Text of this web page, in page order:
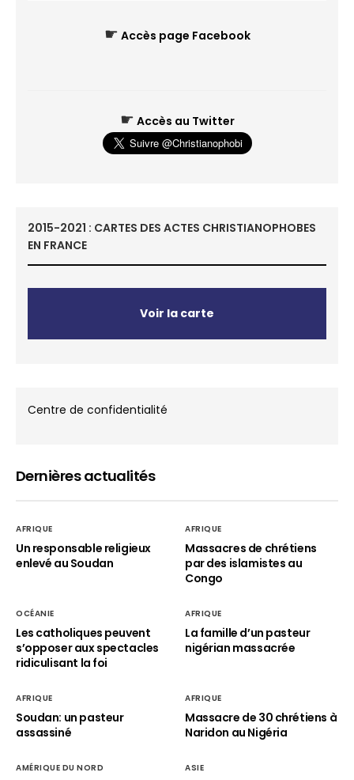
☛ Accès page Facebook
☛ Accès au Twitter
2015-2021 : CARTES DES ACTES CHRISTIANOPHOBES
EN FRANCE
Voir la carte
Centre de confidentialité
Dernières actualités
AFRIQUE
Un responsable religieux
enlevé au Soudan
AFRIQUE
Massacres de chrétiens
par des islamistes au
Congo
OCÉANIE
Les catholiques peuvent
s’opposer aux spectacles
ridiculisant la foi
AFRIQUE
La famille d’un pasteur
nigérian massacrée
AFRIQUE
Soudan: un pasteur
assassiné
AFRIQUE
Massacre de 30 chrétiens à
Naridon au Nigéria
AMÉRIQUE DU NORD ASIE